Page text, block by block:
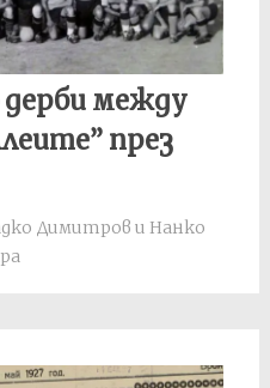
между
през
Димитров и Нанко